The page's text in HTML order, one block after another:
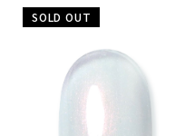
SOLD OUT